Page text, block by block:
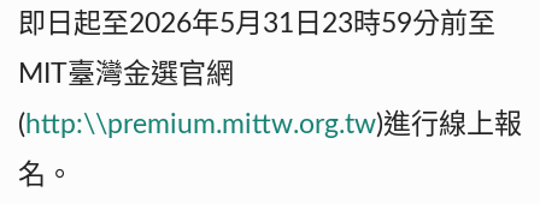
即日起至2026年5月31日23時59分前至
MIT臺灣金選官網
(http:\\premium.mittw.org.tw)進行線上報
名。